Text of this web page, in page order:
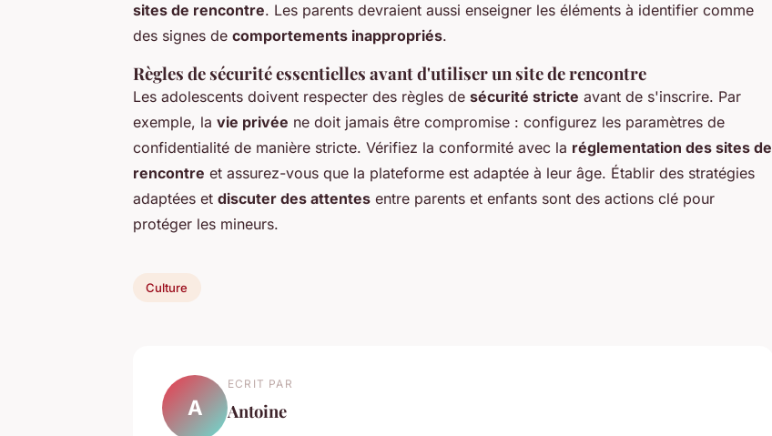
sites de rencontre. Les parents devraient aussi enseigner les éléments à identifier comme
des signes de comportements inappropriés.
Règles de sécurité essentielles avant d'utiliser un site de rencontre
Les adolescents doivent respecter des règles de sécurité stricte avant de s'inscrire. Par
exemple, la vie privée ne doit jamais être compromise : configurez les paramètres de
confidentialité de manière stricte. Vérifiez la conformité avec la réglementation des sites de
rencontre et assurez-vous que la plateforme est adaptée à leur âge. Établir des stratégies
adaptées et discuter des attentes entre parents et enfants sont des actions clé pour
protéger les mineurs.
Culture
A
ECRIT PAR
Antoine